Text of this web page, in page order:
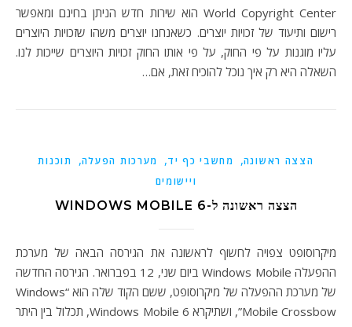
World Copyright Center הוא שירות חדש הניתן בחינם ומאפשר
רישום ותיעוד של זכויות יוצרים. כשאנחנו יוצרים משהו שזכויות היוצרים
עליו מוגנות על פי החוק, על פי אותו החוק זכויות היוצרים שייכות לנו.
השאלה היא רק איך נוכל להוכיח זאת, אם…
הצצה ראשונה, מחשבי כף יד, מערכות הפעלה,
תוכנות
ויישומים
הצצה ראשונה ל-WINDOWS MOBILE 6
מיקרוסופט צפויה לחשוף לראשונה את הגירסה הבאה של מערכת
ההפעלה Windows Mobile ביום שני, 12 בפברואר. הגירסה החדשה
של מערכת ההפעלה של מיקרוסופט, ששם הקוד שלה הוא “Windows
Mobile Crossbow”, ושתיקרא Windows Mobile 6, תכלול בין היתר